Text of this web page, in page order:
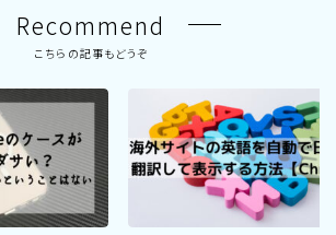
Recommend
こちらの記事もどうぞ